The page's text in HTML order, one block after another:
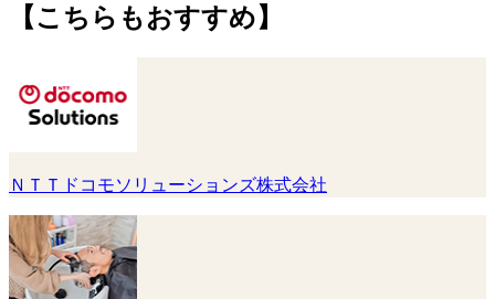
【こちらもおすすめ】
ＮＴＴドコモソリューションズ株式会社